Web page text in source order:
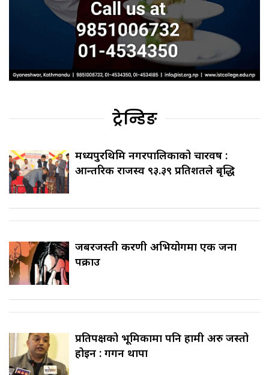
ट्रेन्डिङ
मध्यपुरथिमि नगरपालिकाको चारवर्ष :
आन्तरिक राजस्व ९३.३९ प्रतिशतले बृद्धि
जबरजस्ती करणी अभियोगमा एक जना
पक्राउ
प्रतिपक्षको भूमिकामा पनि हामी अरु जस्तो
होइन : गगन थापा